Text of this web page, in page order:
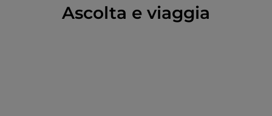
Ascolta e viaggia